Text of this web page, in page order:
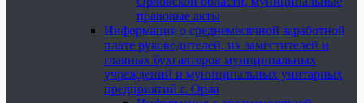
правовые акты
Информация о среднемесячной заработной
плате руководителей, их заместителей и
главных бухгалтеров муниципальных
учреждений и муниципальных унитарных
предприятий г. Орла